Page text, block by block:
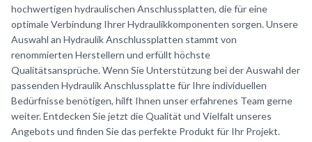
hochwertigen hydraulischen Anschlussplatten, die für eine
optimale Verbindung Ihrer Hydraulikkomponenten sorgen. Unsere
Auswahl an Hydraulik Anschlussplatten stammt von
renommierten Herstellern und erfüllt höchste
Qualitätsansprüche. Wenn Sie Unterstützung bei der Auswahl der
passenden Hydraulik Anschlussplatte für Ihre individuellen
Bedürfnisse benötigen, hilft Ihnen unser erfahrenes Team gerne
weiter. Entdecken Sie jetzt die Qualität und Vielfalt unseres
Angebots und finden Sie das perfekte Produkt für Ihr Projekt.